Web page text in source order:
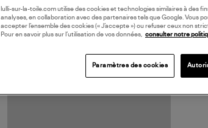
lulli-sur-la-toile.com utilise des cookies et technologies similaires à des
analyses, en collaboration avec des partenaires tels que Google. Vous
accepter l’ensemble des cookies (« J’accepte ») ou refuser ceux non
Pour en savoir plus sur l’utilisation de vos données, consulter notre
Paramètres des cookies